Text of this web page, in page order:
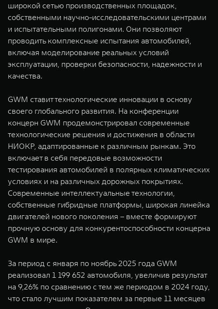
широкой сетью производственных площадок,
собственными научно-исследовательскими центрами
и испытательными полигонами. Они позволяют
проводить комплексные испытания автомобилей,
включая моделирование реальных условий
эксплуатации, проверки безопасности, надежности и
качества.
GWM ставит технологические инновации в основу
своего глобального развития. На конференции
концерн GWM продемонстрировал современные
технологические решения и достижения в области
НИОКР, адаптированные к различным рынкам. Это
включает в себя передовые возможности
тестирования автомобилей в полярных климатических
условиях и на различных дорожных покрытиях.
Современные интеллектуальные технологии,
собственные гибридные платформы, широкая линейка
двигателей нового поколения – вместе формируют
прочную основу для конкурентоспособности концерна
GWM в мире.
За период с января по ноябрь 2025 года GWM
реализовал 1 199 652 автомобиля, увеличив результат
на 9,26% по сравнению с тем же периодом в 2024 году,
что стало лучшим показателем за первые 11 месяцев